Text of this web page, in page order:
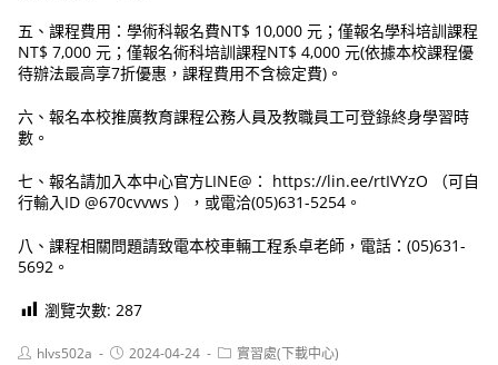
五、課程費用：學術科報名費NT$ 10,000 元；僅報名學科培訓課程
NT$ 7,000 元；僅報名術科培訓課程NT$ 4,000 元(依據本校課程優
待辦法最高享7折優惠，課程費用不含檢定費)。
六、報名本校推廣教育課程公務人員及教職員工可登錄終身學習時
數。
七、報名請加入本中心官方LINE@： https://lin.ee/rtIVYzO （可自
行輸入ID @670cvvws ），或電洽(05)631-5254。
八、課程相關問題請致電本校車輛工程系卓老師，電話：(05)631-
5692。
瀏覽次數: 287
Posthlvs502a
Post2024-04-24
Post實習處(下載中心)